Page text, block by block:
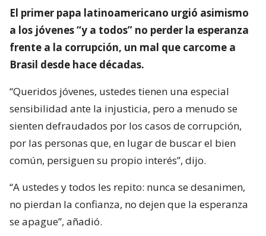
El primer papa latinoamericano urgió asimismo
a los jóvenes “y a todos” no perder la esperanza
frente a la corrupción, un mal que carcome a
Brasil desde hace décadas.
“Queridos jóvenes, ustedes tienen una especial
sensibilidad ante la injusticia, pero a menudo se
sienten defraudados por los casos de corrupción,
por las personas que, en lugar de buscar el bien
común, persiguen su propio interés”, dijo.
“A ustedes y todos les repito: nunca se desanimen,
no pierdan la confianza, no dejen que la esperanza
se apague”, añadió.